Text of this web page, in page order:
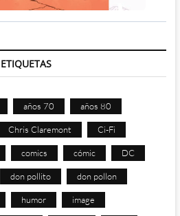
ETIQUETAS
años 70 años 80
Chris Claremont Ci-Fi
comics cómic DC
don pollito don pollon
humor image